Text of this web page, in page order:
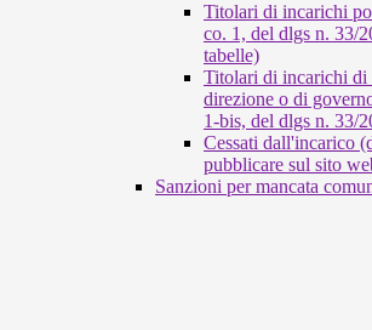
Titolari di incarichi
co. 1, del dlgs n. 33/
tabelle)
Titolari di incarichi di
direzione o di
1-bis, del dlgs n. 33/
Cessati dall'incarico
pubblicare sul sito
Sanzioni per mancata